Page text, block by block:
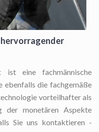
hervorragender
ist eine fachmännische
ebenfalls die fachgemäße
vorteilhafter als
der monetären Aspekte
Sie uns kontaktieren -